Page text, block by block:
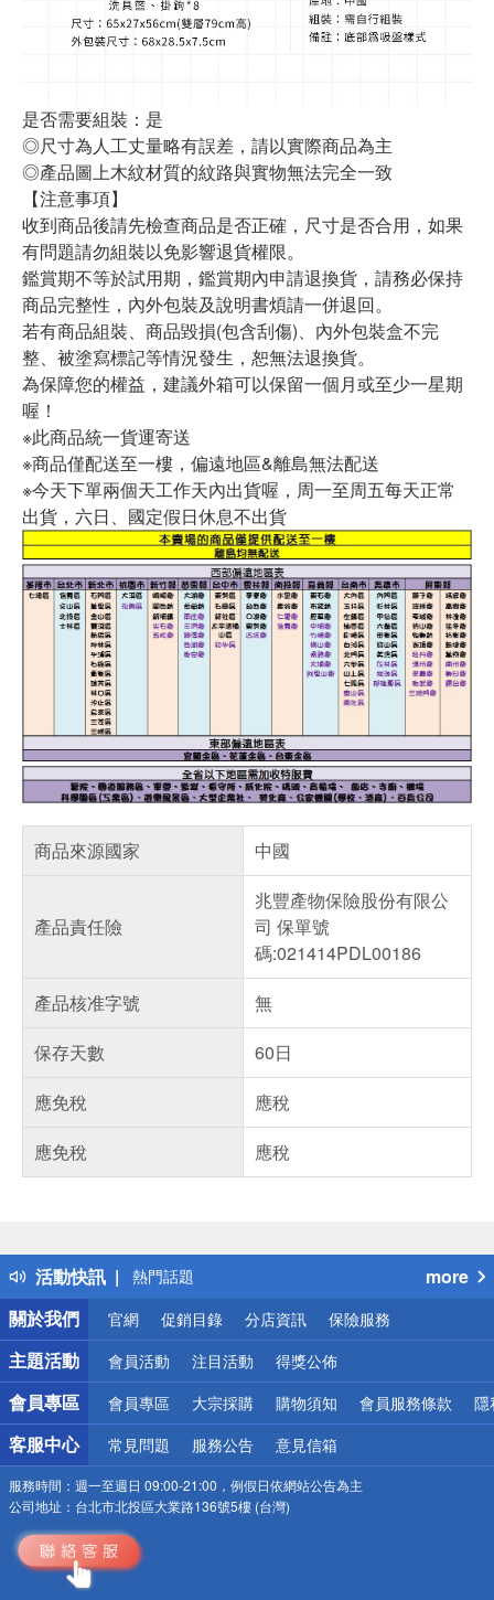
是否需要組裝：是
◎尺寸為人工丈量略有誤差，請以實際商品為主
◎產品圖上木紋材質的紋路與實物無法完全一致
【注意事項】
收到商品後請先檢查商品是否正確，尺寸是否合用，如果
有問題請勿組裝以免影響退貨權限。
鑑賞期不等於試用期，鑑賞期內申請退換貨，請務必保持
商品完整性，內外包裝及說明書煩請一併退回。
若有商品組裝、商品毀損(包含刮傷)、內外包裝盒不完
整、被塗寫標記等情況發生，恕無法退換貨。
為保障您的權益，建議外箱可以保留一個月或至少一星期
喔！
※此商品統一貨運寄送
※商品僅配送至一樓，偏遠地區&離島無法配送
※今天下單兩個天工作天內出貨喔，周一至周五每天正常
出貨，六日、國定假日休息不出貨
商品來源國家 中國
產品責任險
兆豐產物保險股份有限公
司 保單號
碼:021414PDL00186
產品核准字號
無
保存天數
60日
應免稅
應稅
應免稅
應稅
活動快訊
得獎公告
熱門話題
銀行優惠
偏遠地區配送
詐騙網頁！請小心！
more
關於我們
官網 促銷目錄 分店資訊 保險服務
主題活動 會員活動 注目活動 得獎公佈
會員專區 會員專區 大宗採購 購物須知 會員服務條款 隱
客服中心 常見問題 服務公告 意見信箱
服務時間： 週一至週日 09:00-21:00，例假日依網站公告為主
公司地址： 台北市北投區大業路136號5樓 (台灣)